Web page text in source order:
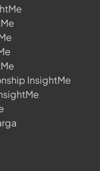
InsightMe